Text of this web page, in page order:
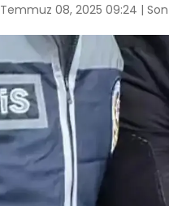
Temmuz 08, 2025 09:24 |